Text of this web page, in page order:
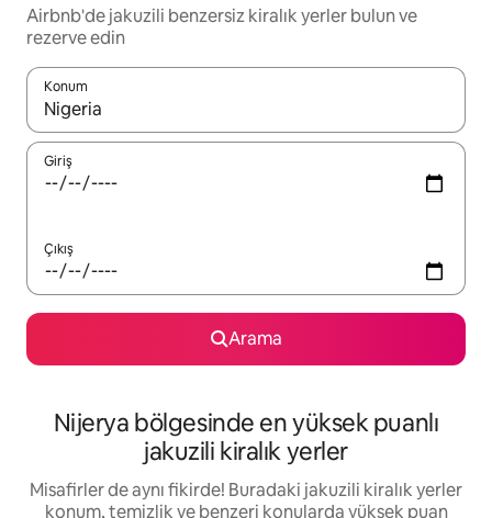
Airbnb'de jakuzili benzersiz kiralık yerler bulun ve
rezerve edin
Konum
Sonuçlar kullanılabilir olduğunda yukarı ve aşağı oklarıyla
Giriş
Çıkış
Arama
Nijerya bölgesinde en yüksek puanlı
jakuzili kiralık yerler
Misafirler de aynı fikirde! Buradaki jakuzili kiralık yerler
konum, temizlik ve benzeri konularda yüksek puan